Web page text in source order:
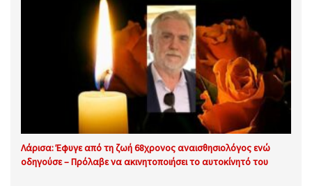
Λάρισα: Έφυγε από τη ζωή 68χρονος αναισθησιολόγος ενώ
οδηγούσε – Πρόλαβε να ακινητοποιήσει το αυτοκίνητό του